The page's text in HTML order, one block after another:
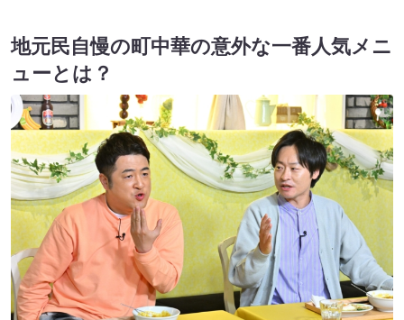
地元民自慢の町中華の意外な一番人気メニ
ューとは？